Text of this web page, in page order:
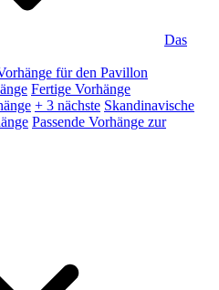
Das
für den Pavillon
Fertige Vorhänge
+ 3 nächste Skandinavische
Passende Vorhänge zur